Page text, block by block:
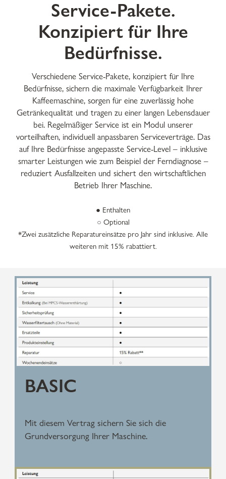
Service-Pakete.
Konzipiert für Ihre
Bedürfnisse.
Verschiedene Service-Pakete, konzipiert für Ihre
Bedürfnisse, sichern die maximale Verfügbarkeit Ihrer
Kaffeemaschine, sorgen für eine zuverlässig hohe
Getränkequalität und tragen zu einer langen Lebensdauer
bei. Regelmäßiger Service ist ein Modul unserer
vorteilhaften, individuell anpassbaren Serviceverträge. Das
auf Ihre Bedürfnisse angepasste Service-Level – inklusive
smarter Leistungen wie zum Beispiel der Ferndiagnose –
reduziert Ausfallzeiten und sichert den wirtschaftlichen
Betrieb Ihrer Maschine.
● Enthalten
○ Optional
*Zwei zusätzliche Reparatureinsätze pro Jahr sind inklusive. Alle
weiteren mit 15% rabattiert.
BASIC
Mit diesem Vertrag sichern Sie sich die
Grundversorgung Ihrer Maschine.